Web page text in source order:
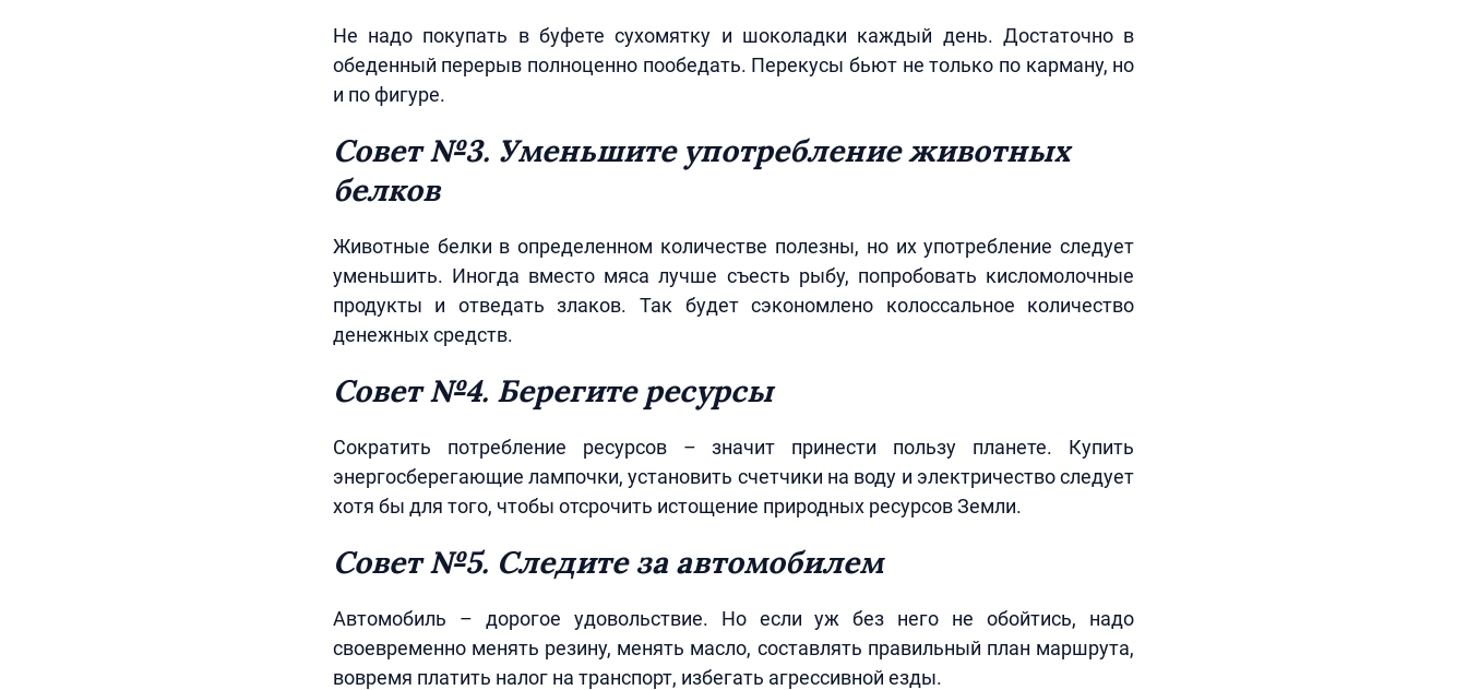
Не надо покупать в буфете сухомятку и шоколадки каждый день. Достаточно в
обеденный перерыв полноценно пообедать. Перекусы бьют не только по карману, но
и по фигуре.
Совет №3. Уменьшите употребление животных
белков
Животные белки в определенном количестве полезны, но их употребление следует
уменьшить. Иногда вместо мяса лучше съесть рыбу, попробовать кисломолочные
продукты и отведать злаков. Так будет сэкономлено колоссальное количество
денежных средств.
Совет №4. Берегите ресурсы
Сократить потребление ресурсов – значит принести пользу планете. Купить
энергосберегающие лампочки, установить счетчики на воду и электричество следует
хотя бы для того, чтобы отсрочить истощение природных ресурсов Земли.
Совет №5. Следите за автомобилем
Автомобиль – дорогое удовольствие. Но если уж без него не обойтись, надо
своевременно менять резину, менять масло, составлять правильный план маршрута,
вовремя платить налог на транспорт, избегать агрессивной езды.